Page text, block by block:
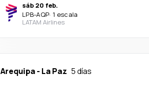
sáb 20 feb.
LPB-AQP· 1 escala
LATAM Airlines
Arequipa- La Paz 5 días